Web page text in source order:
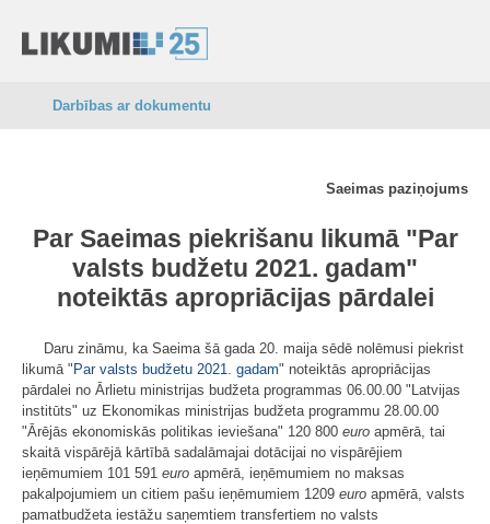
Darbības ar dokumentu
Saeimas paziņojums
Par Saeimas piekrišanu likumā "Par
valsts budžetu 2021. gadam"
noteiktās apropriācijas pārdalei
Daru zināmu, ka Saeima šā gada 20. maija sēdē nolēmusi piekrist
likumā " Par valsts budžetu 2021. gadam" noteiktās apropriācijas
pārdalei no Ārlietu ministrijas budžeta programmas 06.00.00 "Latvijas
institūts" uz Ekonomikas ministrijas budžeta programmu 28.00.00
"Ārējās ekonomiskās politikas ieviešana" 120 800 euro apmērā, tai
skaitā vispārējā kārtībā sadalāmajai dotācijai no vispārējiem
ieņēmumiem 101 591 euro apmērā, ieņēmumiem no maksas
pakalpojumiem un citiem pašu ieņēmumiem 1209 euro apmērā, valsts
pamatbudžeta iestāžu saņemtiem transfertiem no valsts